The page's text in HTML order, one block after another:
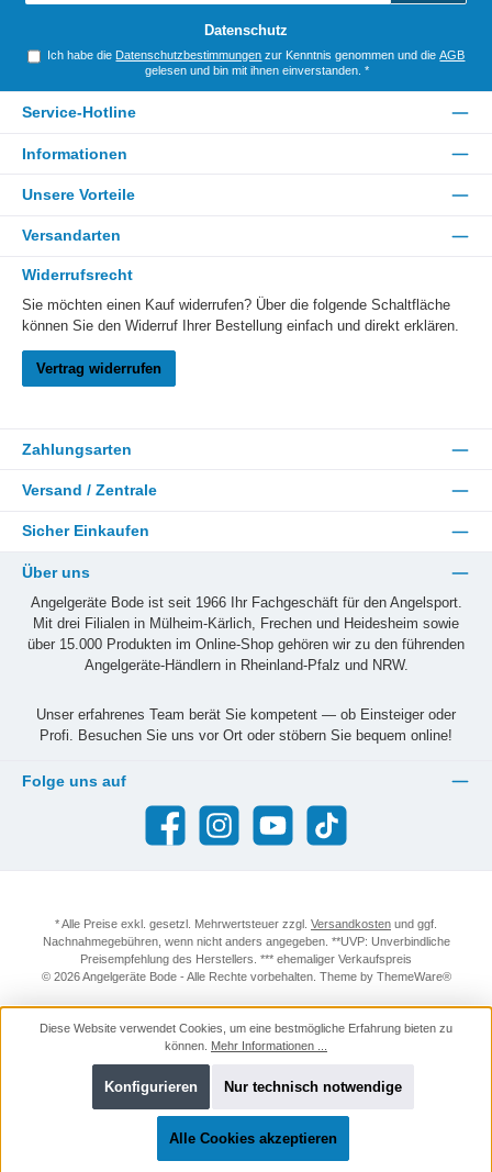
Datenschutz
Ich habe die Datenschutzbestimmungen zur Kenntnis genommen und dieAGB
gelesen und bin mit ihnen einverstanden. *
Service-Hotline
Informationen
Unsere Vorteile
Versandarten
Widerrufsrecht
Sie möchten einen Kauf widerrufen? Über die folgende Schaltfläche
können Sie den Widerruf Ihrer Bestellung einfach und direkt erklären.
Vertrag widerrufen
Zahlungsarten
Versand / Zentrale
Sicher Einkaufen
Über uns
Angelgeräte Bode ist seit 1966 Ihr Fachgeschäft für den Angelsport.
Mit drei Filialen in Mülheim-Kärlich, Frechen und Heidesheim sowie
über 15.000 Produkten im Online-Shop gehören wir zu den führenden
Angelgeräte-Händlern in Rheinland-Pfalz und NRW.
Unser erfahrenes Team berät Sie kompetent — ob Einsteiger oder
Profi. Besuchen Sie uns vor Ort oder stöbern Sie bequem online!
Folge uns auf
Facebook Instagram YouTube TikTok
* Alle Preise exkl. gesetzl. Mehrwertsteuer zzgl. Versandkosten und ggf.
Nachnahmegebühren, wenn nicht anders angegeben. **UVP: Unverbindliche
Preisempfehlung des Herstellers. *** ehemaliger Verkaufspreis
© 2026 Angelgeräte Bode - Alle Rechte vorbehalten. Theme by ThemeWare®
Diese Website verwendet Cookies, um eine bestmögliche Erfahrung bieten zu
können. Mehr Informationen ...
Nur technisch notwendige
Konfigurieren
Alle Cookies akzeptieren